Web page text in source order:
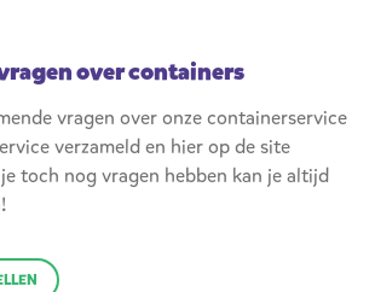
over containers
vragen over onze containerservice
verzameld en hier op de site
toch nog vragen hebben kan je altijd